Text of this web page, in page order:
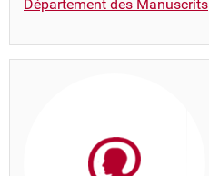
Département des Manuscrits